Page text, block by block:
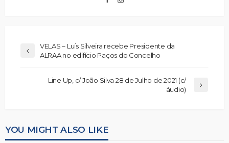
VELAS – Luís Silveira recebe Presidente da
ALRAA no edifício Paços do Concelho
Line Up, c/ João Silva 28 de Julho de 2021 (c/
áudio)
YOU MIGHT ALSO LIKE